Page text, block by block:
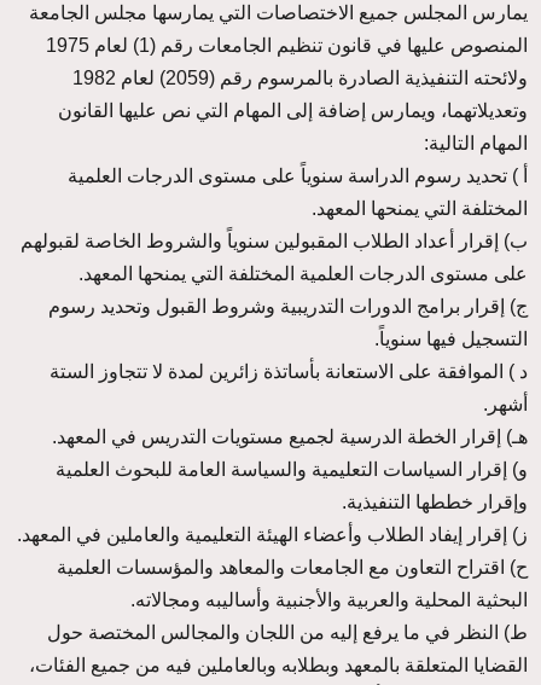
يمارس المجلس جميع الاختصاصات التي يمارسها مجلس الجامعة
المنصوص عليها في قانون تنظيم الجامعات رقم (1) لعام 1975
ولائحته التنفيذية الصادرة بالمرسوم رقم (2059) لعام 1982
وتعديلاتهما، ويمارس إضافة إلى المهام التي نص عليها القانون
المهام التالية:
أ ) تحديد رسوم الدراسة سنوياً على مستوى الدرجات العلمية
المختلفة التي يمنحها المعهد.
ب) إقرار أعداد الطلاب المقبولين سنوياً والشروط الخاصة لقبولهم
على مستوى الدرجات العلمية المختلفة التي يمنحها المعهد.
ج) إقرار برامج الدورات التدريبية وشروط القبول وتحديد رسوم
التسجيل فيها سنوياً.
د ) الموافقة على الاستعانة بأساتذة زائرين لمدة لا تتجاوز الستة
أشهر.
هـ) إقرار الخطة الدرسية لجميع مستويات التدريس في المعهد.
و) إقرار السياسات التعليمية والسياسة العامة للبحوث العلمية
وإقرار خططها التنفيذية.
ز) إقرار إيفاد الطلاب وأعضاء الهيئة التعليمية والعاملين في المعهد.
ح) اقتراح التعاون مع الجامعات والمعاهد والمؤسسات العلمية
البحثية المحلية والعربية والأجنبية وأساليبه ومجالاته.
ط‌) النظر في ما يرفع إليه من اللجان والمجالس المختصة حول
القضايا المتعلقة بالمعهد وبطلابه وبالعاملين فيه من جميع الفئات،